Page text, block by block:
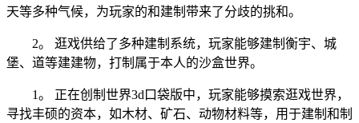
天等多种气候，为玩家的和建制带来了分歧的挑和。
2。 逛戏供给了多种建制系统，玩家能够建制衡宇、城
堡、道等建建物，打制属于本人的沙盒世界。
1。 正在创制世界3d口袋版中，玩家能够摸索逛戏世界，
寻找丰硕的资本，如木材、矿石、动物材料等，用于建制和制